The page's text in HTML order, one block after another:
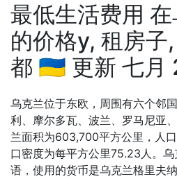
最低生活费用
的价格у, 租房子
都 🇺🇦 更新 七月
乌克兰位于东欧，周围有六个邻
利、摩尔多瓦、波兰、罗马尼亚
兰面积为603,700平方公里，人
口密度为每平方公里75.23人。
语，使用的货币是乌克兰格里夫